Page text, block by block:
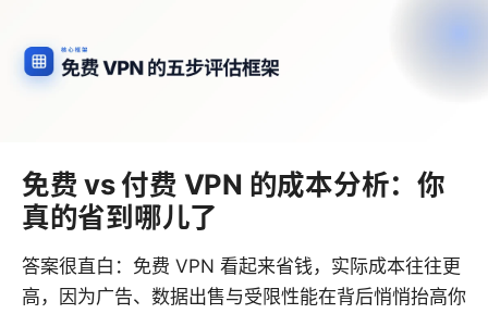
免费 vs 付费 VPN 的成本分析：你
真的省到哪儿了
答案很直白：免费 VPN 看起来省钱，实际成本往往更
高，因为广告、数据出售与受限性能在背后悄悄抬高你